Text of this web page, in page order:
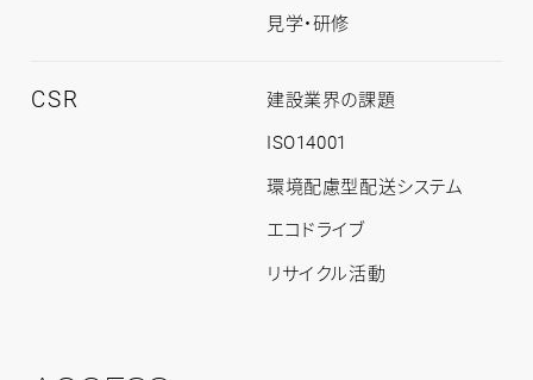
見学・研修
CSR CSR
ト
ッ
プ
建設業界の課題
ISO14001
環境配慮型配送システム
エコドライブ
リサイクル活動